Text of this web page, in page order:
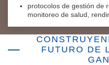
protocolos de gestión de
monitoreo de salud,
FUTURO DE